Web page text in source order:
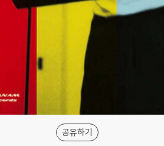
공유하기